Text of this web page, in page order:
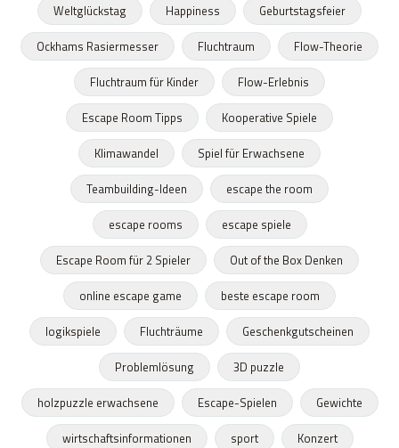
Weltglückstag
Happiness
Geburtstagsfeier
Ockhams Rasiermesser
Fluchtraum
Flow-Theorie
Fluchtraum für Kinder
Flow-Erlebnis
Escape Room Tipps
Kooperative Spiele
Klimawandel
Spiel für Erwachsene
Teambuilding-Ideen
escape the room
escape rooms
escape spiele
Escape Room für 2 Spieler
Out of the Box Denken
online escape game
beste escape room
logikspiele
Fluchträume
Geschenkgutscheinen
Problemlösung
3D puzzle
holzpuzzle erwachsene
Escape-Spielen
Gewichte
wirtschaftsinformationen
sport
Konzert